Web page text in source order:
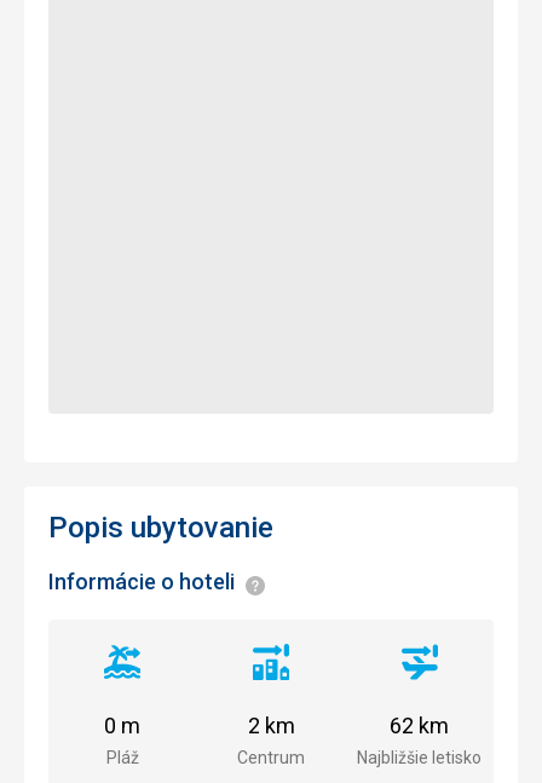
Popis ubytovanie
Informácie o hoteli Informácie
Vzdialenosť
pláže
Pláž
0 m
Vzdialenosť
centra
Centrum
2 km
Vzdialenosť
letiska
Najbližšie letisko
62 km